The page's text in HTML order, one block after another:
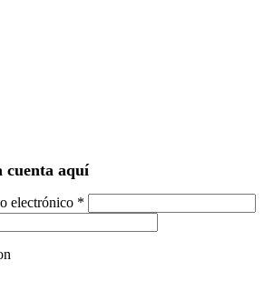
cuenta aquí
electrónico *